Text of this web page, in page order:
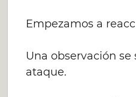
Empezamos a
Una observación
ataque.